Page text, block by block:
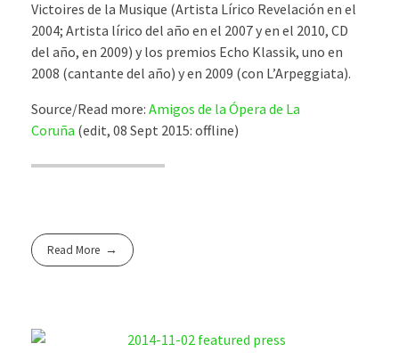
Victoires de la Musique (Artista Lírico Revelación en el
2004; Artista lírico del año en el 2007 y en el 2010, CD
del año, en 2009) y los premios Echo Klassik, uno en
2008 (cantante del año) y en 2009 (con L’Arpeggiata).
Source/Read more: Amigos de la Ópera de La
Coruña (edit, 08 Sept 2015: offline)
Read More